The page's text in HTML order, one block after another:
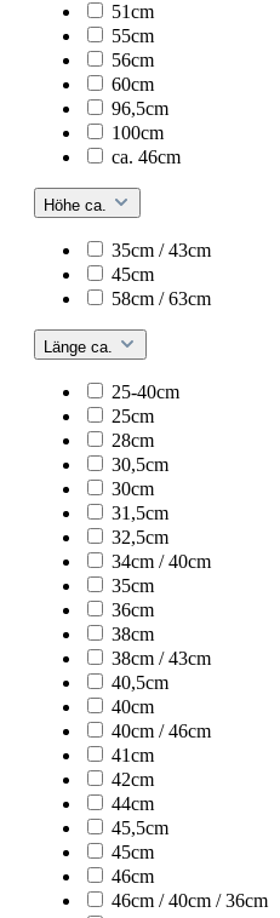
51cm
55cm
56cm
60cm
96,5cm
100cm
ca. 46cm
Höhe ca.
35cm / 43cm
45cm
58cm / 63cm
Länge ca.
25-40cm
25cm
28cm
30,5cm
30cm
31,5cm
32,5cm
34cm / 40cm
35cm
36cm
38cm
38cm / 43cm
40,5cm
40cm
40cm / 46cm
41cm
42cm
44cm
45,5cm
45cm
46cm
46cm / 40cm / 36cm